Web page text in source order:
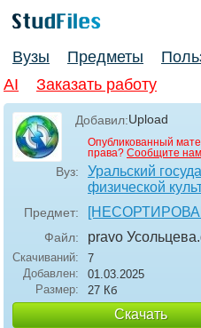
Вузы Предметы
AI
Заказать работу
Добавил:Upload
Опубликованный
права? Сообщите
Вуз:
Уральский
физической
Предмет:
Файл: pravo Усольцева
Скачиваний:
7
Добавлен:
01.03.2025
Размер:
27 Кб
Скачать